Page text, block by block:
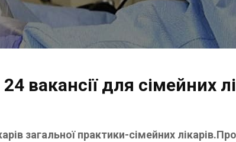
вакансії для сімейних
загальної практики-сімейних